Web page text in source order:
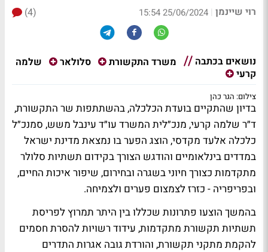
רוי שיינמן |
25/06/2024 15:54
(4)
נושאים בכתבה משרד התקשורת סלולאר
שלמה
קרעי
צילום: הגר כהן
בדיון שהתקיים בועדת הכלכלה, בהשתתפות שר התקשורת,
ד״ר שלמה קרעי, מנכ״לית המשרד עו״ד עינבל משש, סמנכ״ל
כלכלה אלעד מקדסי, הוצג הפער בו נמצאת מדינת ישראל
במדדים בינלאומיים והודגש הצורך בקידום תשתיות סלולר
מתקדמות כצורך חיוני בשגרה ובחירום, שיפור איכות החיים,
ובפריפריה - כזרז לצמצום פערים ולצמיחה.
בהמשך הוצעו פתרונות שכללו בין היתר תמרוץ לפריסת
תשתיות תקשורת מתקדמות, עידוד רשויות להסרת חסמים
להקמת מתקני תקשורת, והורדת גובה אגרות התדרים